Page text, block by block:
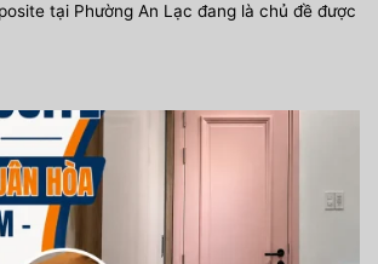
tại Phường An Lạc đang là chủ đề được